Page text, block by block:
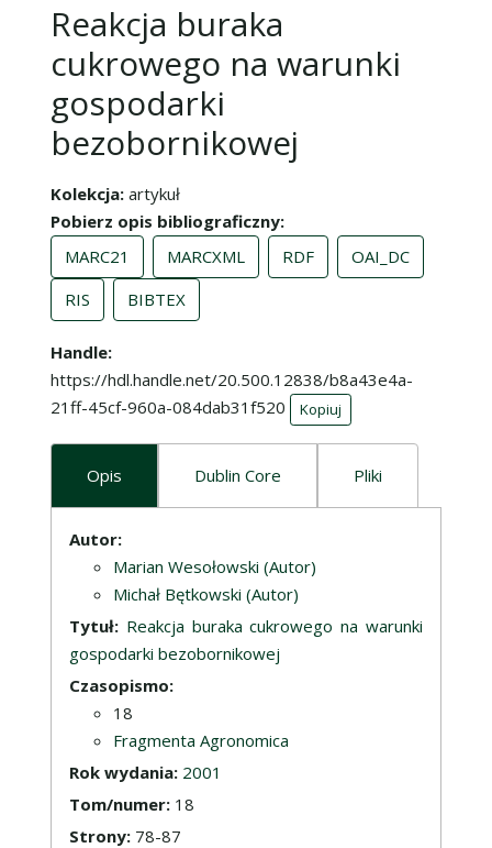
Reakcja buraka
cukrowego na warunki
gospodarki
bezobornikowej
Kolekcja artykuł
Pobierz opis bibliograficzny
MARC21
MARCXML RDF
OAI_DC
RIS
BIBTEX
Handle
https://hdl.handle.net/20.500.12838/b8a43e4a-
21ff-45cf-960a-084dab31f520
Kopiuj
Opis Dublin Core Pliki
Opis
Autor:
Marian Wesołowski (Autor)
Michał Bętkowski (Autor)
Tytuł: Reakcja buraka cukrowego na warunki
gospodarki bezobornikowej
Czasopismo:
18
Fragmenta Agronomica
Rok wydania: 2001
Tom/numer: 18
Strony: 78-87